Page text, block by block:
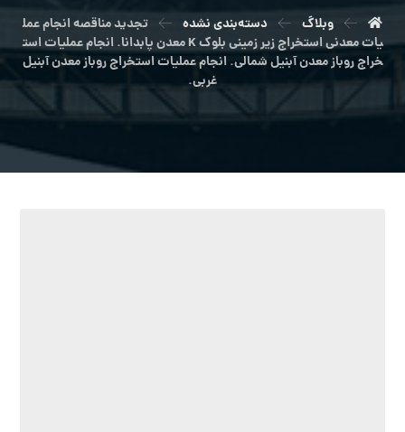
وبلاگ دسته‌بندی نشده
تجدید مناقصه انجام عمل
يات معدني استخراج زير زميني بلوك K معدن پابدانا. انجام عمليات است
خراج روباز معدن آبنیل شمالی. انجام عمليات استخراج روباز معدن آبنیل
غربی.